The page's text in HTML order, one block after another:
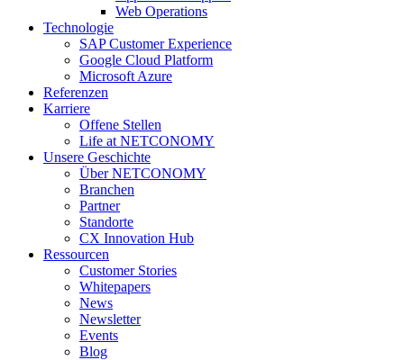
Web Operations
Technologie
SAP Customer Experience
Google Cloud Platform
Microsoft Azure
Referenzen
Karriere
Offene Stellen
Life at NETCONOMY
Unsere Geschichte
Über NETCONOMY
Branchen
Partner
Standorte
CX Innovation Hub
Ressourcen
Customer Stories
Whitepapers
News
Newsletter
Events
Blog